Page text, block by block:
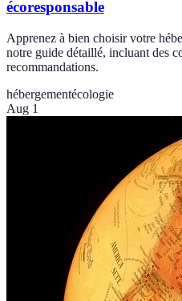
écoresponsable
Apprenez à bien choisir votre
notre guide détaillé, incluant des
recommandations.
hébergementécologie
Aug 1